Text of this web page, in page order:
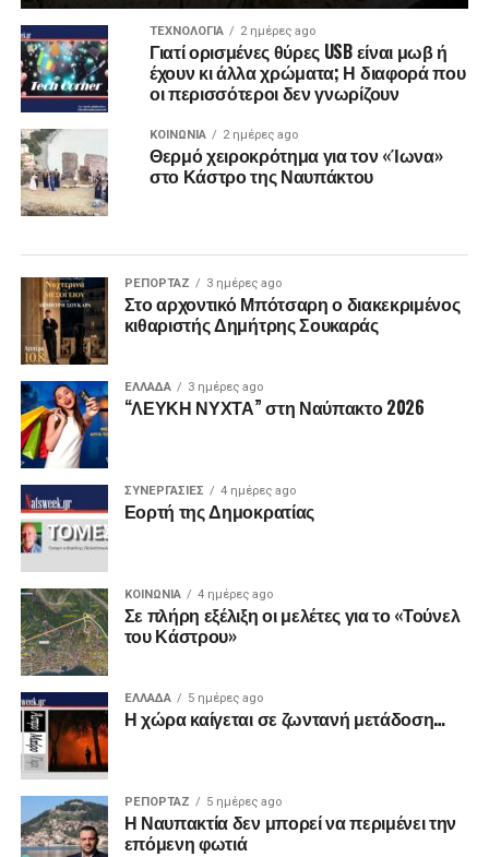
ΤΕΧΝΟΛΟΓΙΑ 2 ημέρες ago
Γιατί ορισμένες θύρες USB είναι μωβ ή
έχουν κι άλλα χρώματα; Η διαφορά που
οι περισσότεροι δεν γνωρίζουν
ΚΟΙΝΩΝΙΑ 2 ημέρες ago
Θερμό χειροκρότημα για τον «Ίωνα»
στο Κάστρο της Ναυπάκτου
ΡΕΠΟΡΤΑΖ 3 ημέρες ago
Στο αρχοντικό Μπότσαρη ο διακεκριμένος
κιθαριστής Δημήτρης Σουκαράς
ΕΛΛΑΔΑ 3 ημέρες ago
“ΛΕΥΚΗ ΝΥΧΤΑ” στη Ναύπακτο 2026
ΣΥΝΕΡΓΑΣΙΕΣ 4 ημέρες ago
Εορτή της Δημοκρατίας
ΚΟΙΝΩΝΙΑ 4 ημέρες ago
Σε πλήρη εξέλιξη οι μελέτες για το «Τούνελ
του Κάστρου»
ΕΛΛΑΔΑ 5 ημέρες ago
Η χώρα καίγεται σε ζωντανή μετάδοση…
ΡΕΠΟΡΤΑΖ 5 ημέρες ago
Η Ναυπακτία δεν μπορεί να περιμένει την
επόμενη φωτιά